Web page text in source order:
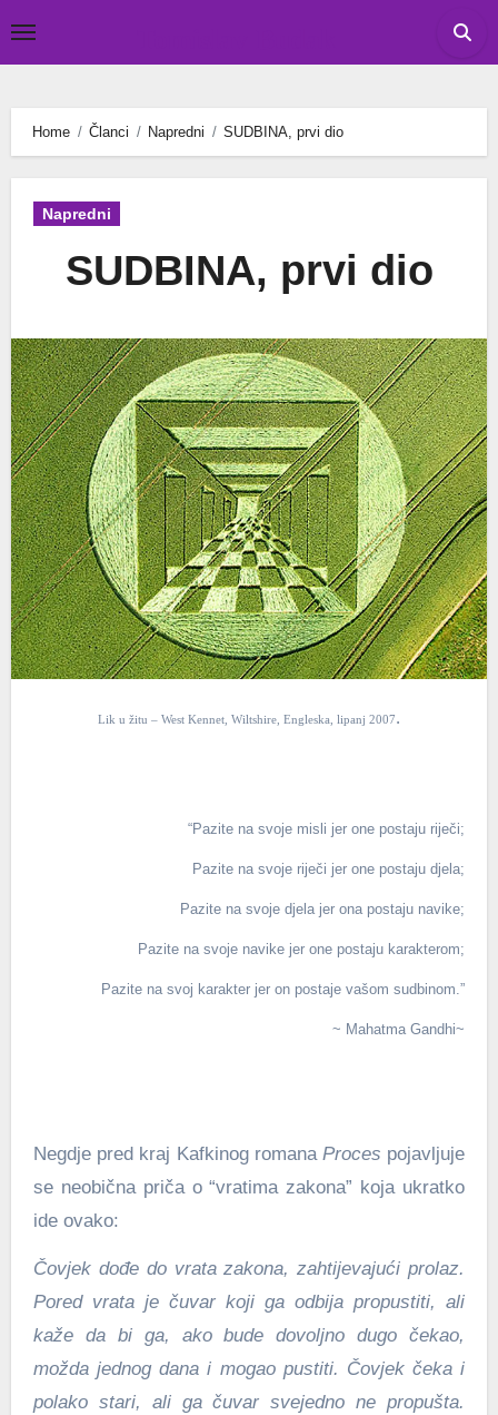
to
Home Članci Napredni SUDBINA, prvi dio
Napredni
SUDBINA, prvi dio
Lik u žitu – West Kennet, Wiltshire, Engleska, lipanj 2007.
“Pazite na svoje misli jer one postaju riječi;
Pazite na svoje riječi jer one postaju djela;
Pazite na svoje djela jer ona postaju navike;
Pazite na svoje navike jer one postaju karakterom;
Pazite na svoj karakter jer on postaje vašom sudbinom.”
~ Mahatma Gandhi~
Negdje pred kraj Kafkinog romana Proces pojavljuje
se neobična priča o “vratima zakona” koja ukratko
ide ovako:
Čovjek dođe do vrata zakona, zahtijevajući prolaz.
Pored vrata je čuvar koji ga odbija propustiti, ali
kaže da bi ga, ako bude dovoljno dugo čekao,
možda jednog dana i mogao pustiti. Čovjek čeka i
polako stari, ali ga čuvar svejedno ne propušta.